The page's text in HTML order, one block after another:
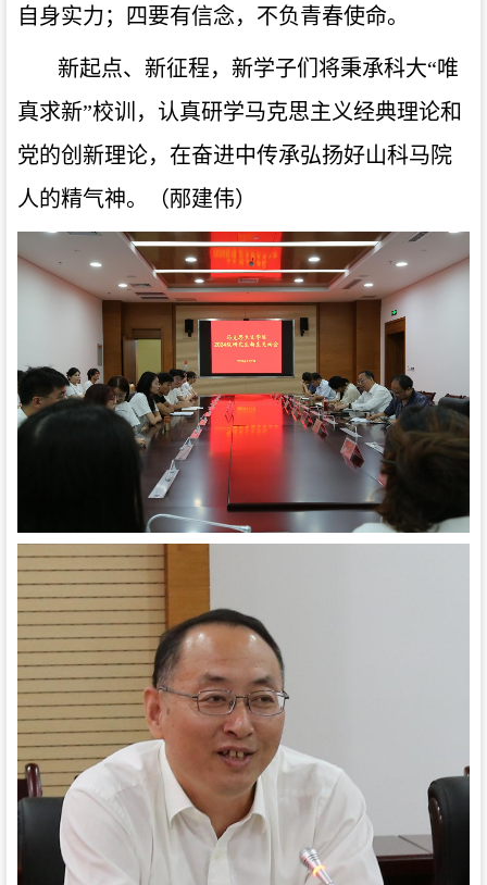
自身实力；四要有信念，不负青春使命。
新起点、新征程，新学子们将秉承科大“唯
真求新”校训，认真研学马克思主义经典理论和
党的创新理论，在奋进中传承弘扬好山科马院
人的精气神。
（邴建伟）